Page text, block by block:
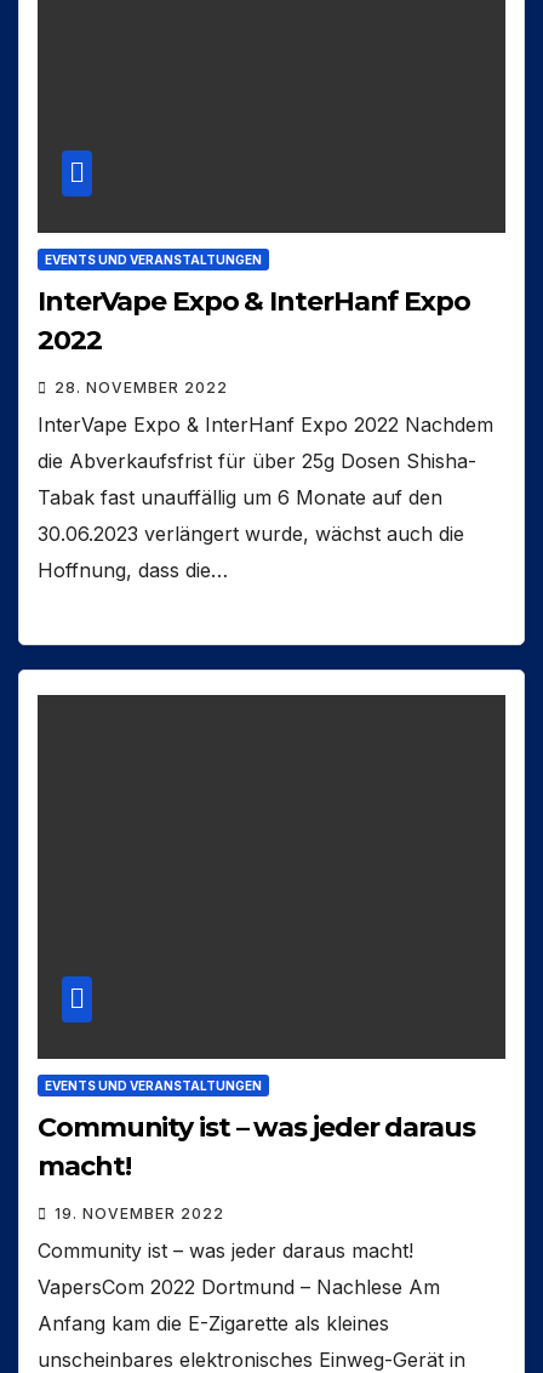
EVENTS UND VERANSTALTUNGEN
InterVape Expo & InterHanf Expo
2022
28. NOVEMBER 2022
InterVape Expo & InterHanf Expo 2022 Nachdem
die Abverkaufsfrist für über 25g Dosen Shisha-
Tabak fast unauffällig um 6 Monate auf den
30.06.2023 verlängert wurde, wächst auch die
Hoffnung, dass die…
EVENTS UND VERANSTALTUNGEN
Community ist – was jeder daraus
macht!
19. NOVEMBER 2022
Community ist – was jeder daraus macht!
VapersCom 2022 Dortmund – Nachlese Am
Anfang kam die E-Zigarette als kleines
unscheinbares elektronisches Einweg-Gerät in